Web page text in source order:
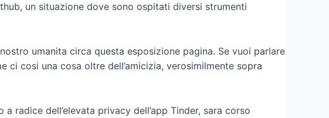
un situazione dove sono ospitati diversi strumenti
umanita circa questa esposizione pagina. Se vuoi parlare
cosi una cosa oltre dell’amicizia, verosimilmente sopra
radice dell’elevata privacy dell’app Tinder, sara corso